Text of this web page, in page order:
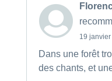
19
Dans une forêt
des chants, et